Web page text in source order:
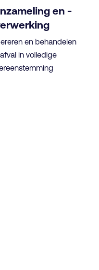
en -
en behandelen
in volledige